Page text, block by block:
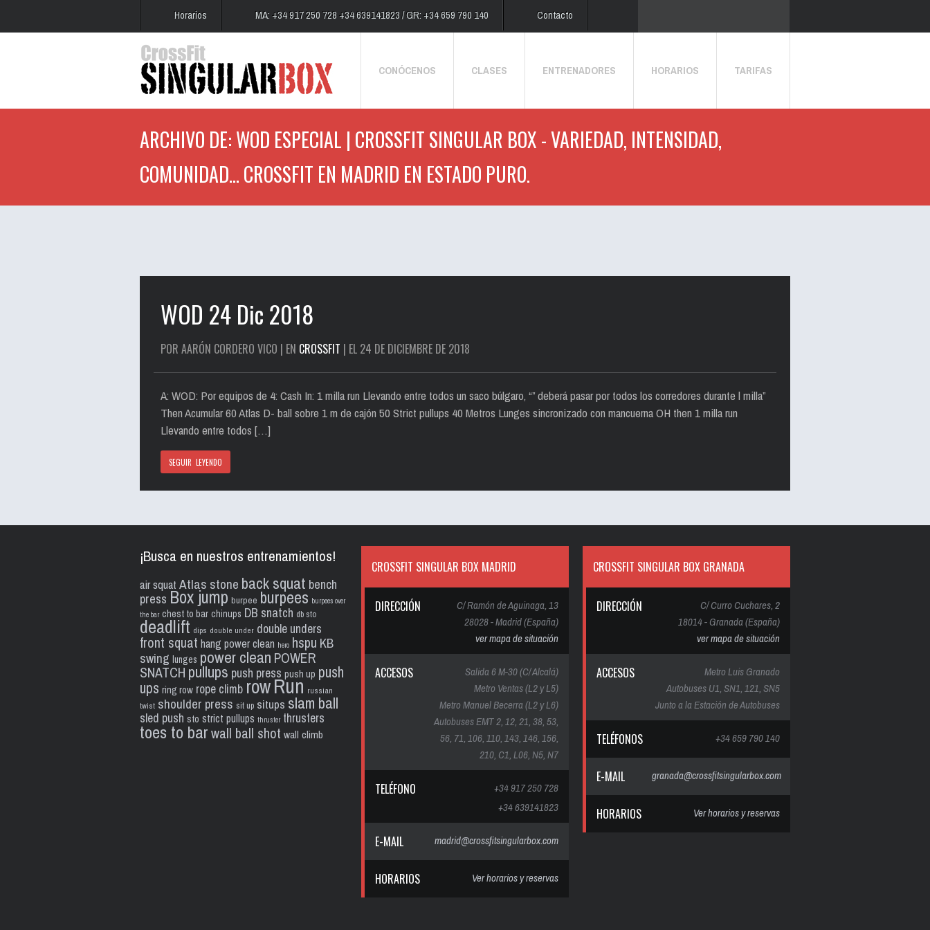
Horarios MA: +34 917 250 728 +34 639141823 / GR: +34 659 790 140 Contacto
CONÓCENOS CLASES ENTRENADORES HORARIOS TARIFAS
ARCHIVO DE: WOD ESPECIAL | CROSSFIT SINGULAR BOX - VARIEDAD, INTENSIDAD,
COMUNIDAD... CROSSFIT EN MADRID EN ESTADO PURO.
WOD 24 Dic 2018
POR AARÓN CORDERO VICO | EN CROSSFIT | EL 24 DE DICIEMBRE DE 2018
A: WOD: Por equipos de 4: Cash In: 1 milla run Llevando entre todos un saco búlgaro, “” deberá pasar por todos los corredores durante l milla”
Then Acumular 60 Atlas D- ball sobre 1 m de cajón 50 Strict pullups 40 Metros Lunges sincronizado con mancuerna OH then 1 milla run
Llevando entre todos […]
SEGUIR LEYENDO
¡Busca en nuestros entrenamientos!
air squat Atlas stone back squat bench
press Box jump burpee burpees burpees over
the bar chest to bar chinups DB snatch db sto
deadlift dips double under double unders
front squat hang power clean hero hspu KB
swing lunges power clean POWER
SNATCH pullups push press push up push
ups ring row rope climb rowRun russian
twist shoulder press sit up situps slam ball
sled push sto strict pullups thruster thrusters
toes to barwall ball shot wall climb
CROSSFIT SINGULAR BOX MADRID
DIRECCIÓN
C/ Ramón de Aguinaga, 13
28028 - Madrid (España)
ver mapa de situación
ACCESOS
Salida 6 M-30 (C/ Alcalá)
Metro Ventas (L2 y L5)
Metro Manuel Becerra (L2 y L6)
Autobuses EMT 2, 12, 21, 38, 53,
56, 71, 106, 110, 143, 146, 156,
210, C1, L06, N5, N7
TELÉFONO
+34 917 250 728
+34 639141823
E-MAIL madrid@crossfitsingularbox.com
HORARIOS Ver horarios y reservas
CROSSFIT SINGULAR BOX GRANADA
DIRECCIÓN
C/ Curro Cuchares, 2
18014 - Granada (España)
ver mapa de situación
ACCESOS
Metro Luis Granado
Autobuses U1, SN1, 121, SN5
Junto a la Estación de Autobuses
TELÉFONOS +34 659 790 140
E-MAIL granada@crossfitsingularbox.com
HORARIOS Ver horarios y reservas